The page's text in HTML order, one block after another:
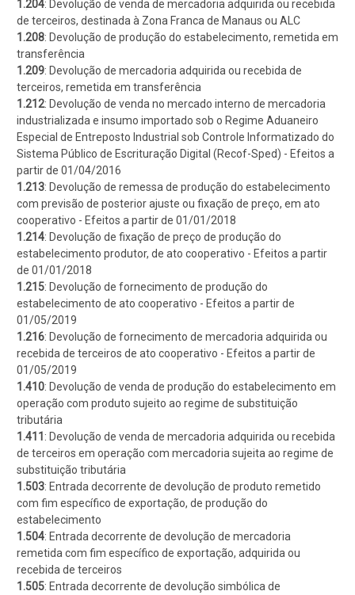
1.204: Devolução de venda de mercadoria adquirida ou recebida
de terceiros, destinada à Zona Franca de Manaus ou ALC
1.208: Devolução de produção do estabelecimento, remetida em
transferência
1.209: Devolução de mercadoria adquirida ou recebida de
terceiros, remetida em transferência
1.212: Devolução de venda no mercado interno de mercadoria
industrializada e insumo importado sob o Regime Aduaneiro
Especial de Entreposto Industrial sob Controle Informatizado do
Sistema Público de Escrituração Digital (Recof-Sped) - Efeitos a
partir de 01/04/2016
1.213: Devolução de remessa de produção do estabelecimento
com previsão de posterior ajuste ou fixação de preço, em ato
cooperativo - Efeitos a partir de 01/01/2018
1.214: Devolução de fixação de preço de produção do
estabelecimento produtor, de ato cooperativo - Efeitos a partir
de 01/01/2018
1.215: Devolução de fornecimento de produção do
estabelecimento de ato cooperativo - Efeitos a partir de
01/05/2019
1.216: Devolução de fornecimento de mercadoria adquirida ou
recebida de terceiros de ato cooperativo - Efeitos a partir de
01/05/2019
1.410: Devolução de venda de produção do estabelecimento em
operação com produto sujeito ao regime de substituição
tributária
1.411: Devolução de venda de mercadoria adquirida ou recebida
de terceiros em operação com mercadoria sujeita ao regime de
substituição tributária
1.503: Entrada decorrente de devolução de produto remetido
com fim específico de exportação, de produção do
estabelecimento
1.504: Entrada decorrente de devolução de mercadoria
remetida com fim específico de exportação, adquirida ou
recebida de terceiros
1.505: Entrada decorrente de devolução simbólica de